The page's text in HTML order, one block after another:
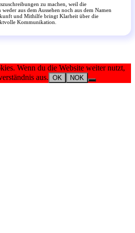
zu machen, weil die
aus dem Aussehen noch aus dem Namen
und Mithilfe bringt Klarheit über die
Kommunikation.
Wenn du die Website weiter nutzt,
aus. OK NOK